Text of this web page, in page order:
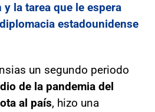
y la tarea que le espera
estadounidense
un segundo periodo
de la pandemia del
al país, hizo una